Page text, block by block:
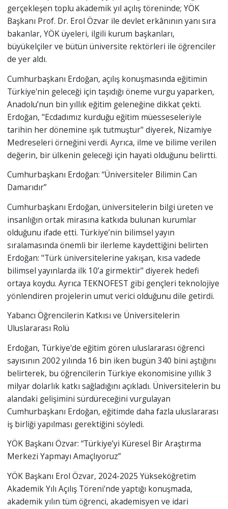
gerçekleşen toplu akademik yıl açılış töreninde; YÖK
Başkanı Prof. Dr. Erol Özvar ile devlet erkânının yanı sıra
bakanlar, YÖK üyeleri, ilgili kurum başkanları,
büyükelçiler ve bütün üniversite rektörleri ile öğrenciler
de yer aldı.
Cumhurbaşkanı Erdoğan, açılış konuşmasında eğitimin
Türkiye'nin geleceği için taşıdığı öneme vurgu yaparken,
Anadolu’nun bin yıllık eğitim geleneğine dikkat çekti.
Erdoğan, "Ecdadımız kurduğu eğitim müesseseleriyle
tarihin her dönemine ışık tutmuştur" diyerek, Nizamiye
Medreseleri örneğini verdi. Ayrıca, ilme ve bilime verilen
değerin, bir ülkenin geleceği için hayati olduğunu belirtti.
Cumhurbaşkanı Erdoğan: “Üniversiteler Bilimin Can
Damarıdır”
Cumhurbaşkanı Erdoğan, üniversitelerin bilgi üreten ve
insanlığın ortak mirasına katkıda bulunan kurumlar
olduğunu ifade etti. Türkiye’nin bilimsel yayın
sıralamasında önemli bir ilerleme kaydettiğini belirten
Erdoğan: "Türk üniversitelerine yakışan, kısa vadede
bilimsel yayınlarda ilk 10’a girmektir" diyerek hedefi
ortaya koydu. Ayrıca TEKNOFEST gibi gençleri teknolojiye
yönlendiren projelerin umut verici olduğunu dile getirdi.
Yabancı Öğrencilerin Katkısı ve Üniversitelerin
Uluslararası Rolü
Erdoğan, Türkiye'de eğitim gören uluslararası öğrenci
sayısının 2002 yılında 16 bin iken bugün 340 bini aştığını
belirterek, bu öğrencilerin Türkiye ekonomisine yıllık 3
milyar dolarlık katkı sağladığını açıkladı. Üniversitelerin bu
alandaki gelişimini sürdüreceğini vurgulayan
Cumhurbaşkanı Erdoğan, eğitimde daha fazla uluslararası
iş birliği yapılması gerektiğini söyledi.
YÖK Başkanı Özvar: “Türkiye’yi Küresel Bir Araştırma
Merkezi Yapmayı Amaçlıyoruz”
YÖK Başkanı Erol Özvar, 2024-2025 Yükseköğretim
Akademik Yılı Açılış Töreni'nde yaptığı konuşmada,
akademik yılın tüm öğrenci, akademisyen ve idari